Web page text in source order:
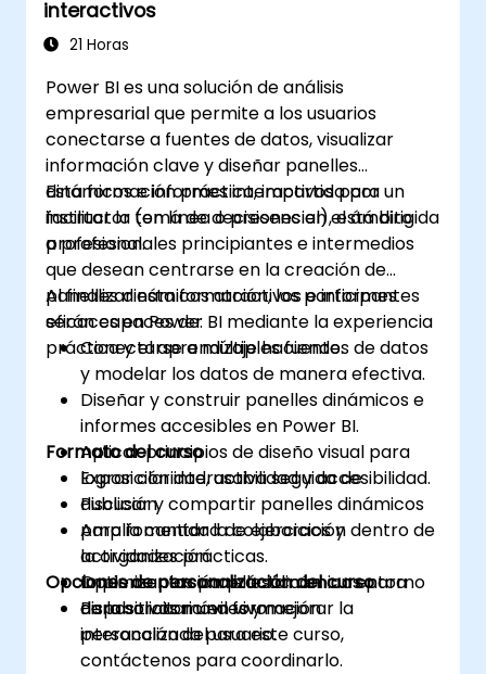
interactivos
21 Horas
Power BI es una solución de análisis
empresarial que permite a los usuarios
conectarse a fuentes de datos, visualizar
información clave y diseñar panelles
dinámicos e informes interactivos para
facilitar la toma de decisiones en el ámbito
profesional.
Esta formación práctica, impartida por un
instructor (en línea o presencial), está dirigida
a profesionales principiantes e intermedios
que desean centrarse en la creación de
panelles dinámicos atractivos e informes
eficaces en Power BI mediante la experiencia
práctica y el aprendizaje haciendo.
Al finalizar esta formación, los participantes
serán capaces de:
Conectarse a múltiples fuentes de datos
y modelar los datos de manera efectiva.
Diseñar y construir panelles dinámicos e
informes accesibles en Power BI.
Aplicar principios de diseño visual para
lograr claridad, usabilidad y accesibilidad.
Publicar y compartir panelles dinámicos
para fomentar la colaboración dentro de
la organización.
Optimizar los panelles dinámicos para
dispositivos móviles y mejorar la
interacción del usuario.
Formato del curso
Exposición interactiva seguida de
discusión.
Amplia cantidad de ejercicios y
actividades prácticas.
Implementación práctica en un entorno
de laboratorio en vivo.
Opciones de personalización del curso
Para solicitar una formación
personalizada para este curso,
contáctenos para coordinarlo.